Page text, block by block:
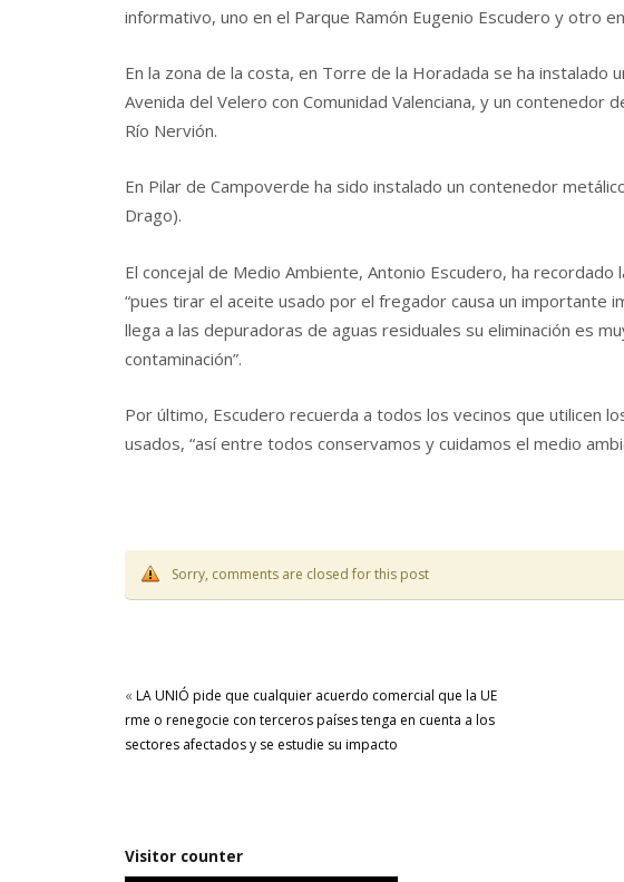
informativo, uno en el Parque Ramón Eugenio Escudero y otro
En la zona de la costa, en Torre de la Horadada se ha instalado
Avenida del Velero con Comunidad Valenciana, y un contenedor
Río Nervión.
En Pilar de Campoverde ha sido instalado un contenedor
Drago).
El concejal de Medio Ambiente, Antonio Escudero, ha
“pues tirar el aceite usado por el fregador causa un importante
llega a las depuradoras de aguas residuales su eliminación es
contaminación”.
Por último, Escudero recuerda a todos los vecinos que utilicen
usados, “así entre todos conservamos y cuidamos el medio
Sorry, comments are closed for this post
« LA UNIÓ pide que cualquier acuerdo comercial que la UE
firme o renegocie con terceros países tenga en cuenta a los
sectores afectados y se estudie su impacto
Visitor counter